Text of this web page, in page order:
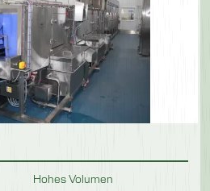
Hohes Volumen